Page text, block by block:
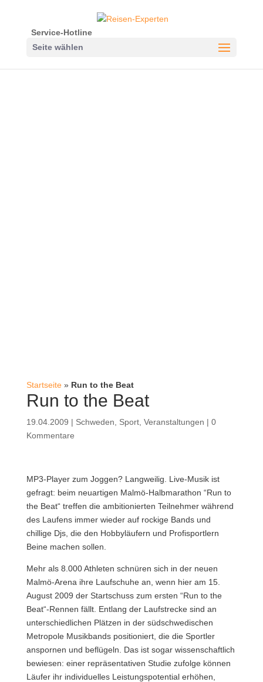
Service-Hotline
Seite wählen
Startseite» Run to the Beat
Run to the Beat
19.04.2009 | Schweden Sport, Veranstaltungen | 0
Kommentare
MP3-Player zum Joggen? Langweilig. Live-Musik ist
gefragt: beim neuartigen Malmö-Halbmarathon “Run to
the Beat“ treffen die ambitionierten Teilnehmer während
des Laufens immer wieder auf rockige Bands und
chillige Djs, die den Hobbyläufern und Profisportlern
Beine machen sollen.
Mehr als 8.000 Athleten schnüren sich in der neuen
Malmö-Arena ihre Laufschuhe an, wenn hier am 15.
August 2009 der Startschuss zum ersten “Run to the
Beat“-Rennen fällt. Entlang der Laufstrecke sind an
unterschiedlichen Plätzen in der südschwedischen
Metropole Musikbands positioniert, die die Sportler
anspornen und beflügeln. Das ist sogar wissenschaftlich
bewiesen: einer repräsentativen Studie zufolge können
Läufer ihr individuelles Leistungspotential erhöhen,